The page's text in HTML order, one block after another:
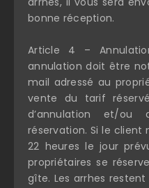
bonne réception.
Article 4 –
annulation doit être
mail adressé au
vente du tarif
d’annulation et/
réservation. Si le
22 heures le jour
propriétaires se
gîte. Les arrhes